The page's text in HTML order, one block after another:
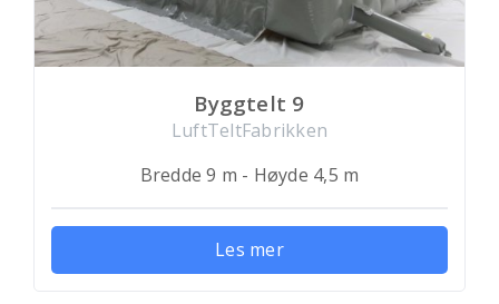
Byggtelt 9
LuftTeltFabrikken
Bredde 9 m - Høyde 4,5 m
Les mer